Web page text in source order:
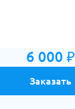
6 000 ₽
Заказать